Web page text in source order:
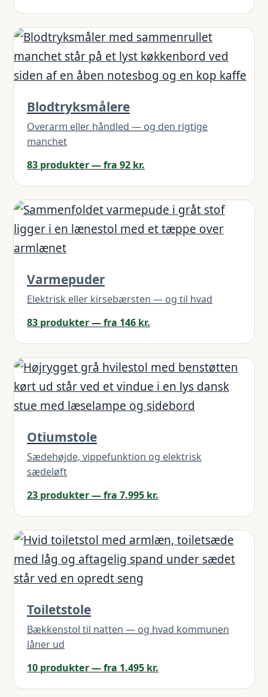
Blodtryksmålere
Overarm eller håndled — og den rigtige
manchet
83 produkter — fra 92 kr.
Varmepuder
Elektrisk eller kirsebærsten — og til hvad
83 produkter — fra 146 kr.
Otiumstole
Sædehøjde, vippefunktion og elektrisk
sædeløft
23 produkter — fra 7.995 kr.
Toiletstole
Bækkenstol til natten — og hvad kommunen
låner ud
10 produkter — fra 1.495 kr.